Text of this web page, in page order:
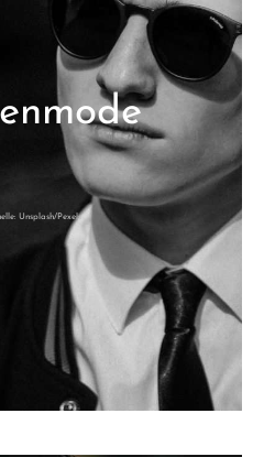
Unsplash/Pexels